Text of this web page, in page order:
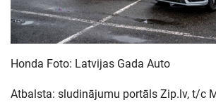
Honda Foto: Latvijas Gada Auto
Atbalsta: sludinājumu portāls Zip.lv, t/c